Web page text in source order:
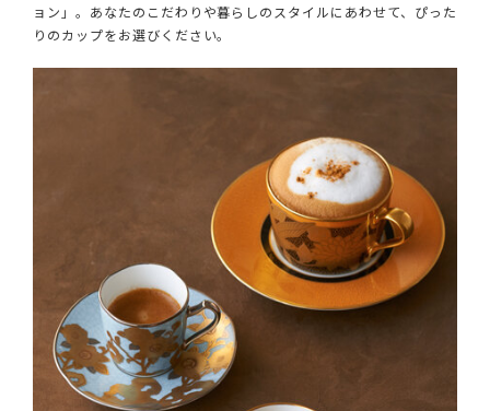
ョン」。あなたのこだわりや暮らしのスタイルにあわせて、ぴった
りのカップをお選びください。